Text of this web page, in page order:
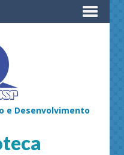
e Desenvolvimento